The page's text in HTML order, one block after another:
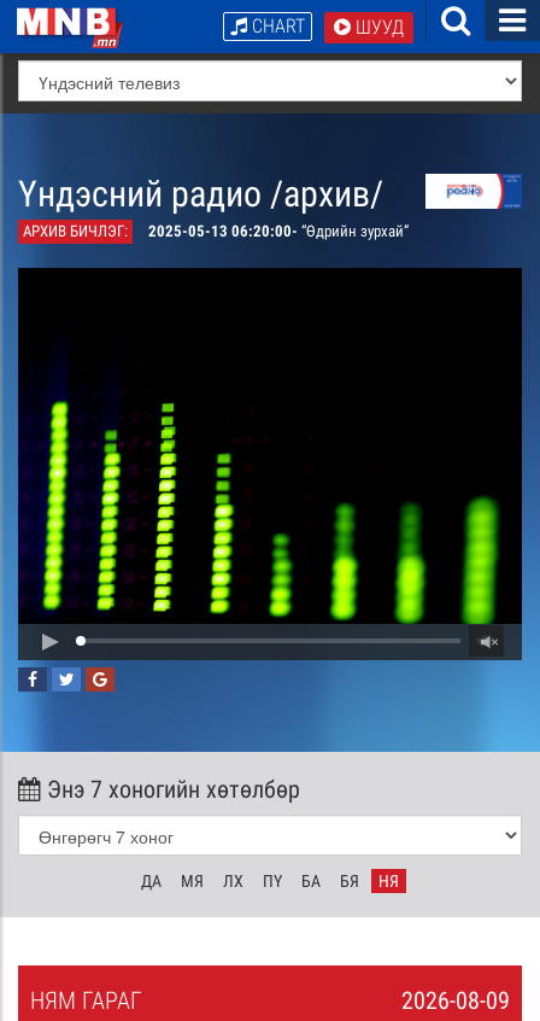
ШУУД
CHART
Үндэсний радио /архив/
АРХИВ БИЧЛЭГ: 2025-05-13 06:20:00- “Өдрийн зурхай”
Энэ 7 хоногийн хөтөлбөр
ДА МЯ ЛХ ПҮ БА БЯ НЯ
2026-08-09
НЯМ ГАРАГ